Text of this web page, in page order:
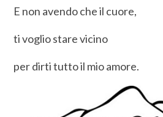
E non avendo che il cuore,
ti voglio stare vicino
per dirti tutto il mio amore.